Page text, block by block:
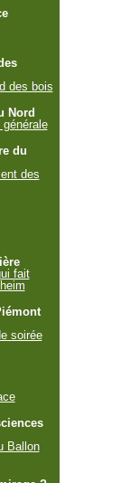
des bois
Nord
du
des
fait
soirée
Ballon